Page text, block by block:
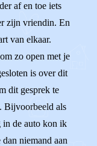
af en toe iets
zijn vriendin. En
van elkaar.
zo open met je
is over dit
dit gesprek te
Bijvoorbeeld als
in de auto kon ik
niemand aan